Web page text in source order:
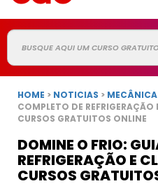
HOME > NOTICIAS > MECÂNICA
COMPLETO DE
CURSOS GRATUITOS ONLINE
DOMINE O FRIO:
REFRIGERAÇÃO E
CURSOS